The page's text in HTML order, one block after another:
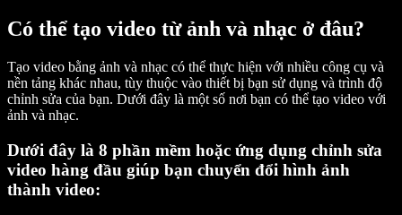
Có thể tạo video từ ảnh và nhạc ở đâu?
Tạo video bằng ảnh và nhạc có thể thực hiện với nhiều công cụ và
nền tảng khác nhau, tùy thuộc vào thiết bị bạn sử dụng và trình độ
chỉnh sửa của bạn. Dưới đây là một số nơi bạn có thể tạo video với
ảnh và nhạc.
Dưới đây là 8 phần mềm hoặc ứng dụng chỉnh sửa
video hàng đầu giúp bạn chuyển đổi hình ảnh
thành video: